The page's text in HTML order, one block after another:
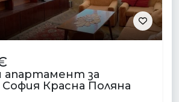
апартамент за
Красна Поляна